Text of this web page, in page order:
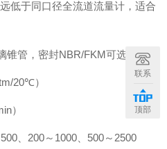
低于同口径全流道流量计，适合
锥管，密封NBR/FKM可选。
20℃）
）
、200～1000、500～2500
联系
顶部